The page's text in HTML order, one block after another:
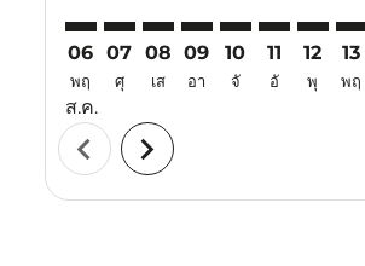
06
พฤ
ส.ค.
07
ศุ
08
เส
09
อา
10
จั
11
อั
12
พุ
13
พฤ
chevron_left chevron_right